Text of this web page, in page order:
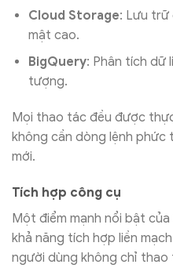
Cloud Storage: Lưu trữ
mật cao.
BigQuery: Phân tích dữ
tượng.
Mọi thao tác đều được
không cần dòng lệnh phức
mới.
Tích hợp công cụ
Một điểm mạnh nổi bật
khả năng tích hợp liền
người dùng không chỉ